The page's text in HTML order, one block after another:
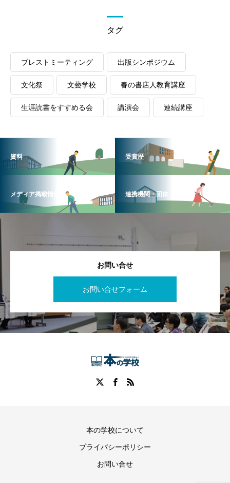
タグ
ブレストミーティング 出版シンポジウム
文化祭 文藝学校 春の書店人教育講座
生涯読書をすすめる会 講演会 連続講座
資料 受賞歴
メディア掲載情報 連携機関・団体
お問い合せ
お問い合せフォーム
本の学校について
プライバシーポリシー
お問い合せ